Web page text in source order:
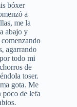
bóxer
a
me la
abajo y
agarrando
todo mi
de
toser.
gota. Me
poco de lefa